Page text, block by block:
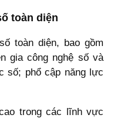
toàn diện
toàn diện, bao gồm
gia công nghệ số và
số; phổ cập năng lực
trong các lĩnh vực